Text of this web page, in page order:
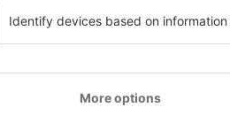
le modalità di pagamento e la
a Taormina?